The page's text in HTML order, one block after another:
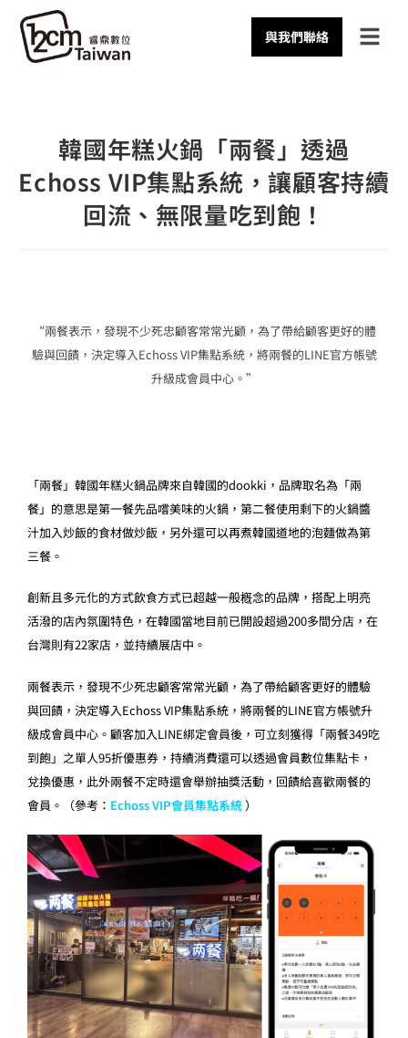
與我們聯絡
韓國年糕火鍋「兩餐」透過
Echoss VIP集點系統，讓顧客持續
回流、無限量吃到飽！
“兩餐表示，發現不少死忠顧客常常光顧，為了帶給顧客更好的體
驗與回饋，決定導入Echoss VIP集點系統，將兩餐的LINE官方帳號
升級成會員中心。”
「兩餐」韓國年糕火鍋品牌來自韓國的dookki，品牌取名為「兩
餐」的意思是第一餐先品嚐美味的火鍋，第二餐使用剩下的火鍋醬
汁加入炒飯的食材做炒飯，另外還可以再煮韓國道地的泡麵做為第
三餐。
創新且多元化的方式飲食方式已超越一般槪念的品牌，搭配上明亮
活潑的店內氛圍特色，在韓國當地目前已開設超過200多間分店，在
台灣則有22家店，並持續展店中。
兩餐表示，發現不少死忠顧客常常光顧，為了帶給顧客更好的體驗
與回饋，決定導入Echoss VIP集點系統，將兩餐的LINE官方帳號升
級成會員中心。顧客加入LINE綁定會員後，可立刻獲得「兩餐349吃
到飽」之單人95折優惠券，持續消費還可以透過會員數位集點卡，
兌換優惠，此外兩餐不定時還會舉辦抽獎活動，回饋給喜歡兩餐的
會員。
（參考： Echoss VIP會員集點系統）